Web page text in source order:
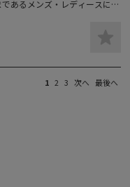
あるメンズ・レディースに対
1 2 3 次へ 最後へ